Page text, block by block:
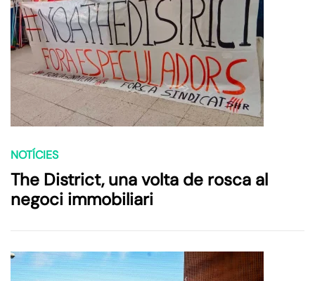
NOTÍCIES
The District, una volta de rosca al
negoci immobiliari